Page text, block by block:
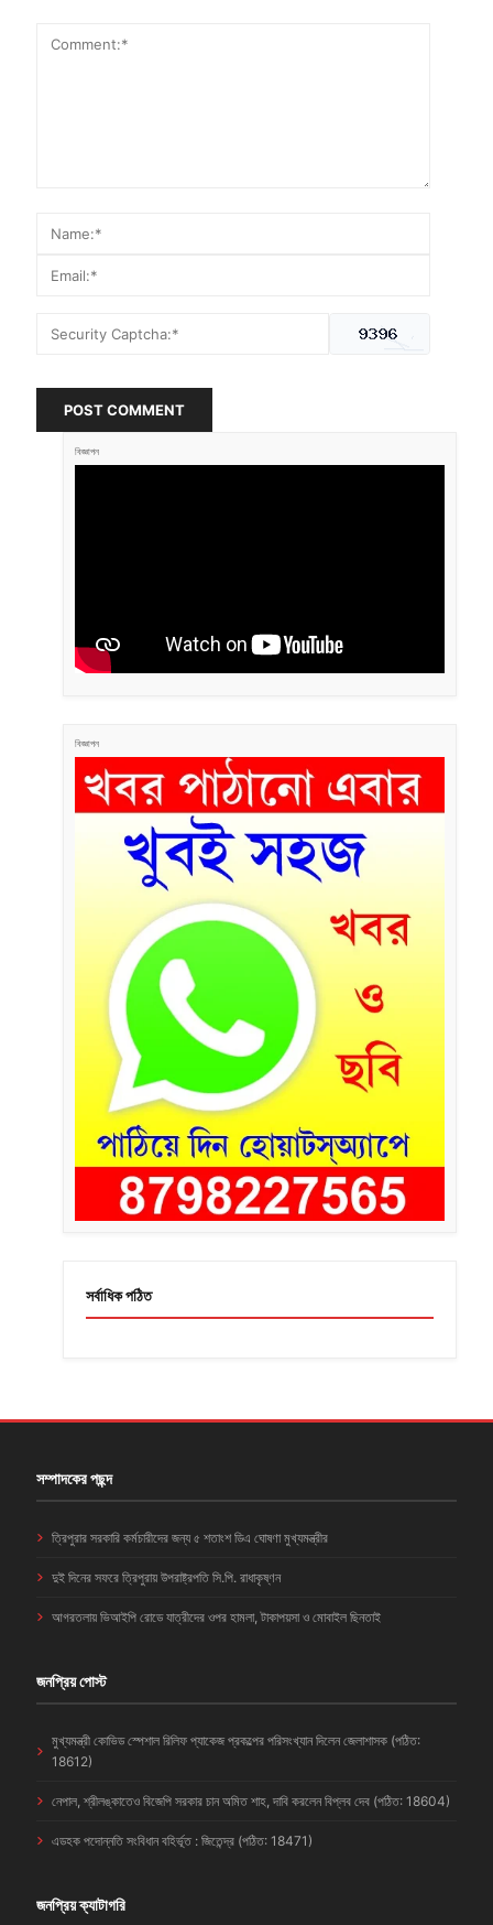
POST COMMENT
বিজ্ঞাপন
বিজ্ঞাপন
সর্বাধিক পঠিত
সম্পাদকের পছন্দ
ত্রিপুরার সরকারি কর্মচারীদের জন্য ৫ শতাংশ ডিএ ঘোষণা মুখ্যমন্ত্রীর
দুই দিনের সফরে ত্রিপুরায় উপরাষ্ট্রপতি সি.পি. রাধাকৃষ্ণন
আগরতলায় ভিআইপি রোডে যাত্রীদের ওপর হামলা, টাকাপয়সা ও মোবাইল ছিনতাই
জনপ্রিয় পোস্ট
মুখ্যমন্ত্রী কোভিড স্পেশাল রিলিফ প্যাকেজ প্রকল্পের পরিসংখ্যান দিলেন জেলাশাসক (পঠিত:
18612)
নেপাল, শ্রীলঙ্কাতেও বিজেপি সরকার চান অমিত শাহ, দাবি করলেন বিপ্লব দেব (পঠিত: 18604)
এডহক পদোন্নতি সংবিধান বহির্ভূত : জিতেন্দ্র (পঠিত: 18471)
জনপ্রিয় ক্যাটাগরি